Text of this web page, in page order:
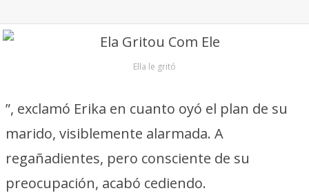
Ella le gritó
”, exclamó Erika en cuanto oyó el plan de su
marido, visiblemente alarmada. A
regañadientes, pero consciente de su
preocupación, acabó cediendo.